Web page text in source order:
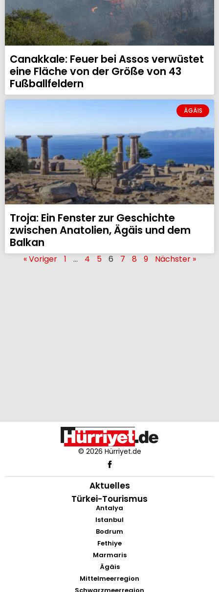
Canakkale: Feuer bei Assos verwüstet
eine Fläche von der Größe von 43
Fußballfeldern
ÄGÄIS
Troja: Ein Fenster zur Geschichte
zwischen Anatolien, Ägäis und dem
Balkan
« Voriger 1 … 4 5 6 7 8 9 Nächster »
© 2026 Hürriyet.de
Aktuelles
Türkei-Tourismus
Antalya
Istanbul
Bodrum
Fethiye
Marmaris
Ägäis
Mittelmeerregion